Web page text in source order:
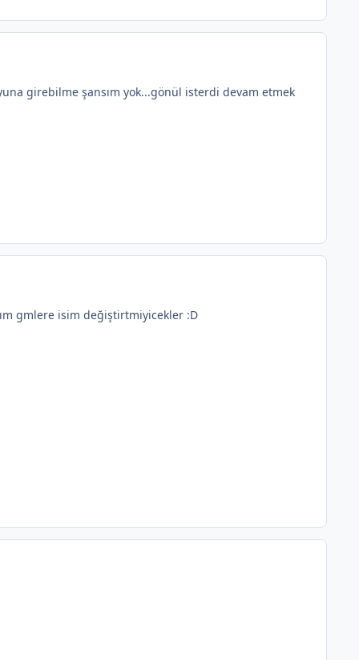
girebilme şansım yok...gönül isterdi devam etmek
gmlere isim değiştirtmiyicekler :D